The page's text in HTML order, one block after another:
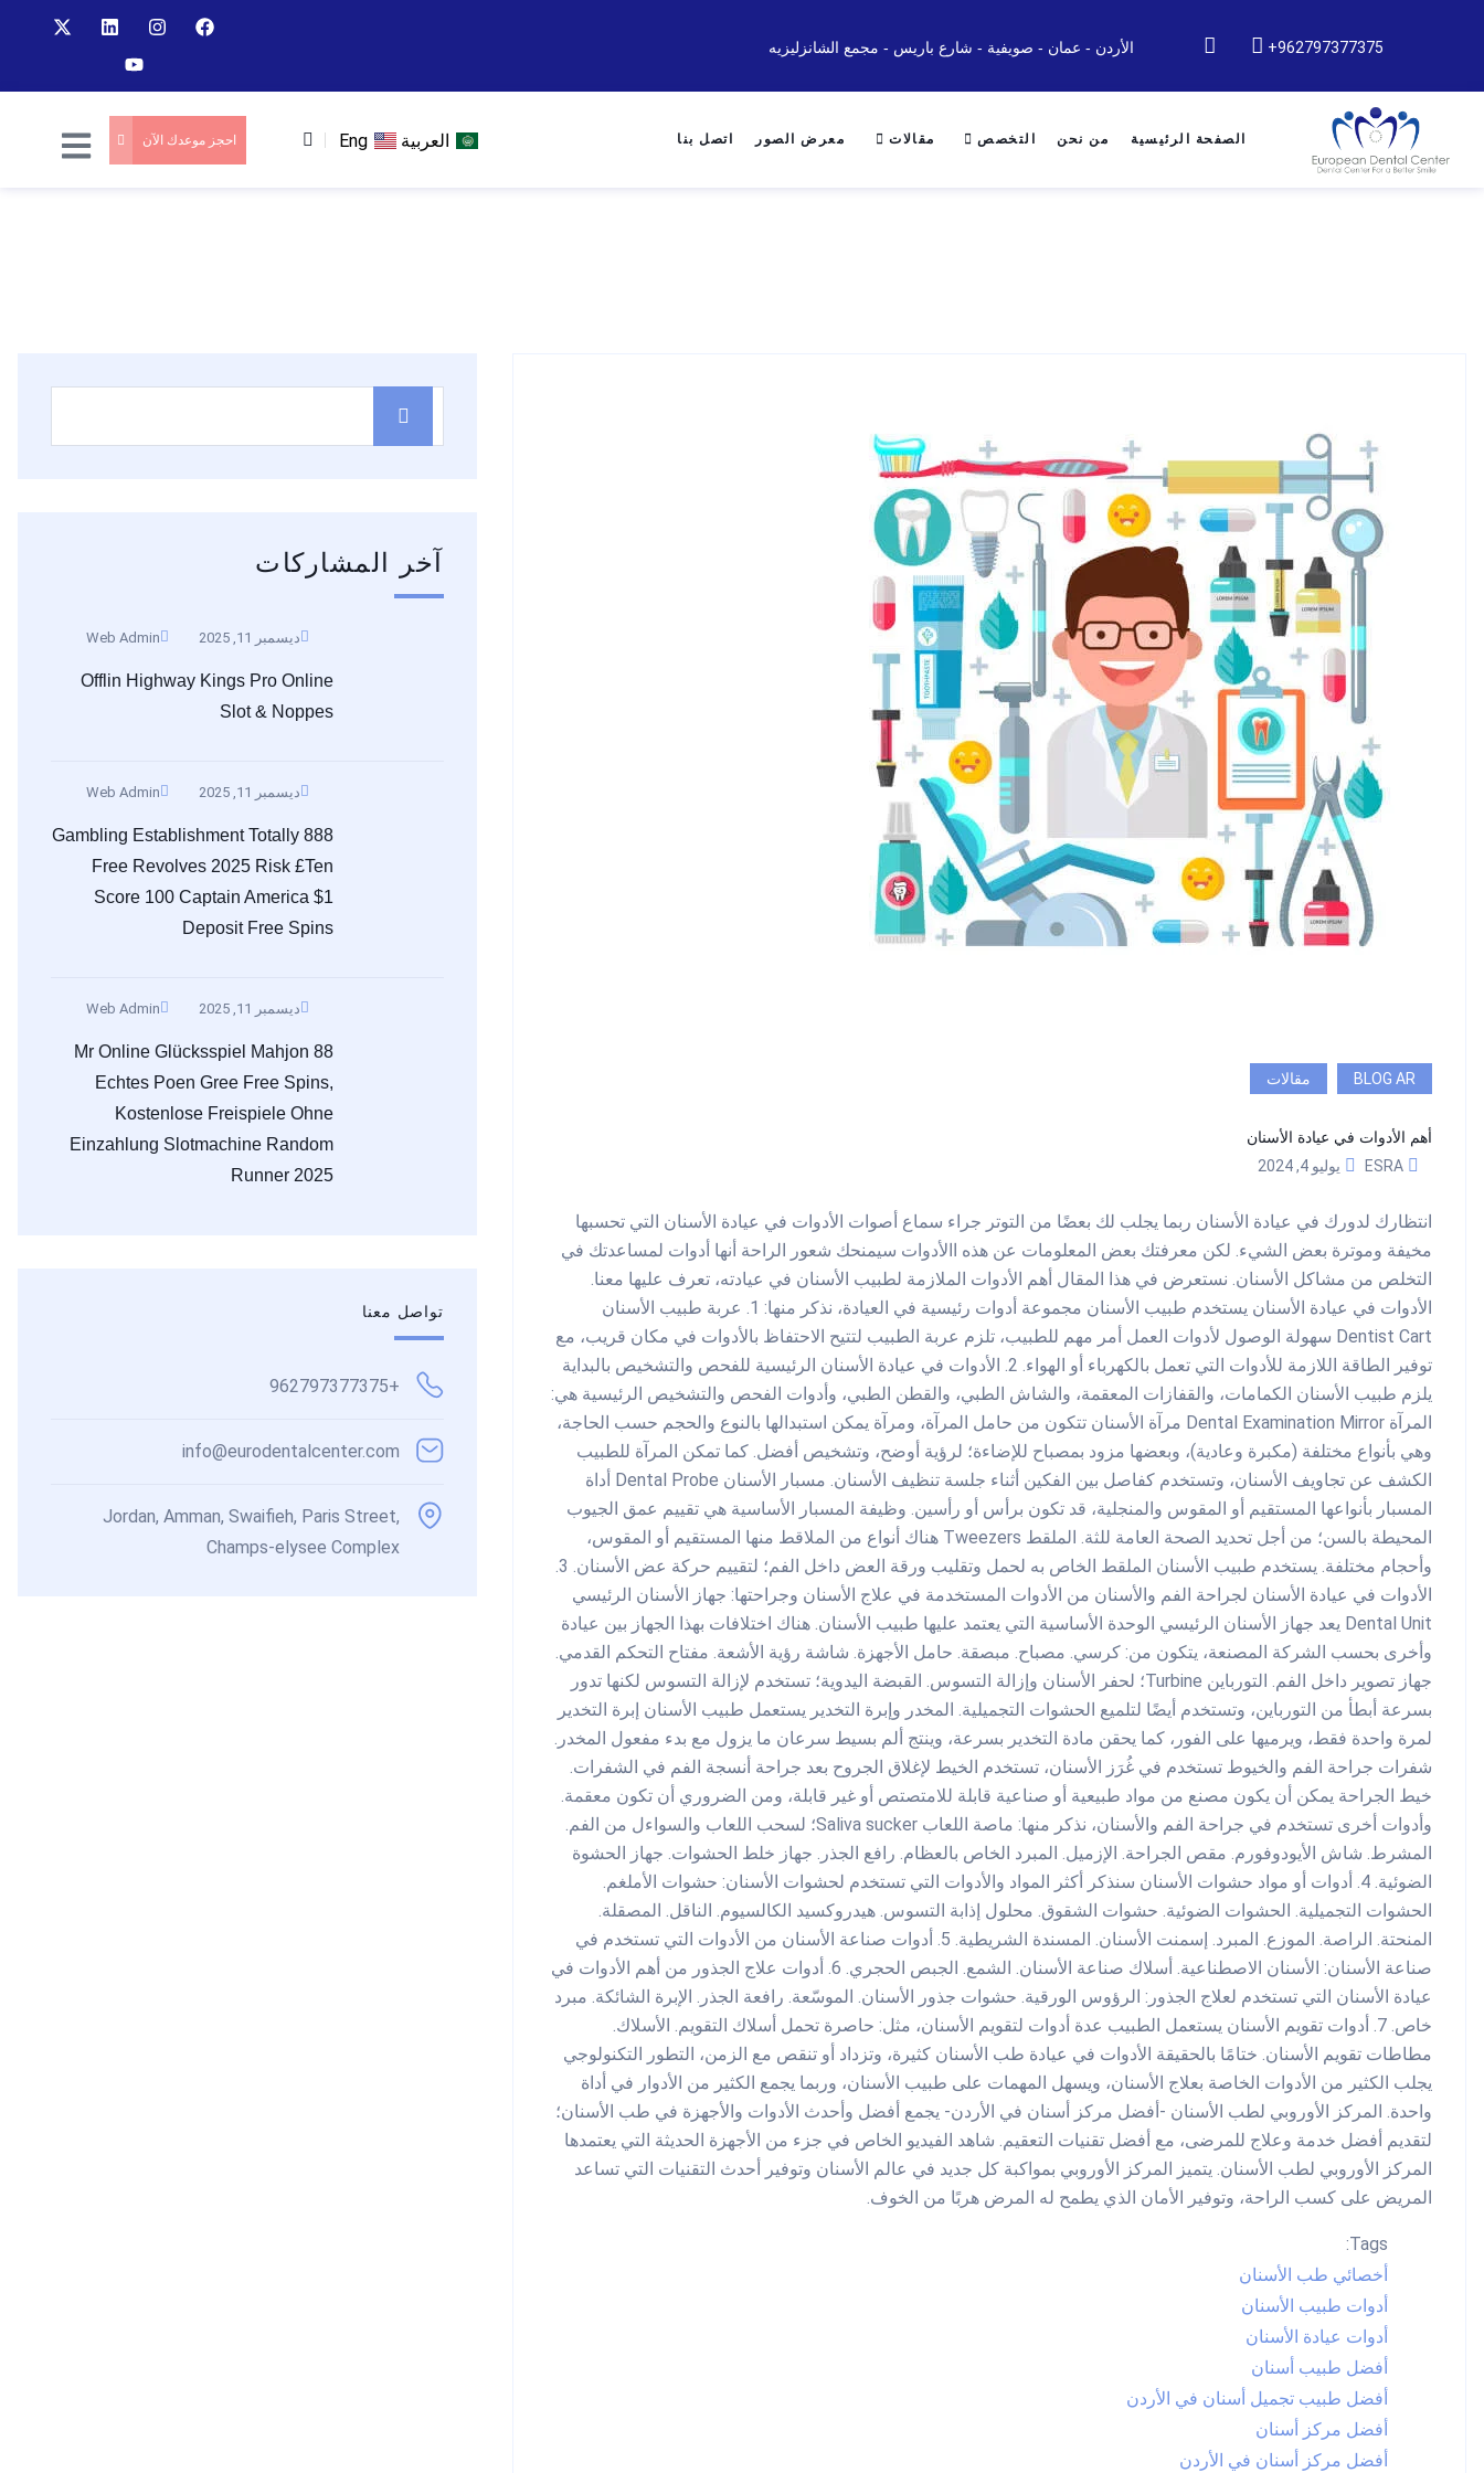
962797377375+ الأردن - عمان - صويفية - شارع باريس - مجمع الشانزليزيه
الصفحة الرئيسية من نحن التخصص مقالات معرض الصور اتصل بنا Eng العربية احجز موعدك الآن
BLOG AR مقالات
أهم الأدوات في عيادة الأسنان
ESRA
يوليو 4, 2024
انتظارك لدورك في عيادة الأسنان ربما يجلب لك بعضًا من التوتر جراء سماع أصوات الأدوات في عيادة الأسنان التي تحسبها
مخيفة وموترة بعض الشيء. لكن معرفتك بعض المعلومات عن هذه االأدوات سيمنحك شعور الراحة أنها أدوات لمساعدتك في
التخلص من مشاكل الأسنان. نستعرض في هذا المقال أهم الأدوات الملازمة لطبيب الأسنان في عيادته، تعرف عليها معنا.
الأدوات في عيادة الأسنان يستخدم طبيب الأسنان مجموعة أدوات رئيسية في العيادة، نذكر منها: 1. عربة طبيب الأسنان
Dentist Cart سهولة الوصول لأدوات العمل أمر مهم للطبيب، تلزم عربة الطبيب لتتيح الاحتفاظ بالأدوات في مكان قريب، مع
توفير الطاقة اللازمة للأدوات التي تعمل بالكهرباء أو الهواء. 2. الأدوات في عيادة الأسنان الرئيسية للفحص والتشخيص بالبداية
يلزم طبيب الأسنان الكمامات، والقفازات المعقمة، والشاش الطبي، والقطن الطبي، وأدوات الفحص والتشخيص الرئيسية هي:
المرآة Dental Examination Mirror مرآة الأسنان تتكون من حامل المرآة، ومرآة يمكن استبدالها بالنوع والحجم حسب الحاجة،
وهي بأنواع مختلفة (مكبرة وعادية)، وبعضها مزود بمصباح للإضاءة؛ لرؤية أوضح، وتشخيص أفضل. كما تمكن المرآة للطبيب
الكشف عن تجاويف الأسنان، وتستخدم كفاصل بين الفكين أثناء جلسة تنظيف الأسنان. مسبار الأسنان Dental Probe أداة
المسبار بأنواعها المستقيم أو المقوس والمنجلية، قد تكون برأس أو رأسين. وظيفة المسبار الأساسية هي تقييم عمق الجيوب
المحيطة بالسن؛ من أجل تحديد الصحة العامة للثة. الملقط Tweezers هناك أنواع من الملاقط منها المستقيم أو المقوس،
الأدوات في عيادة الأسنان لجراحة الفم والأسنان من الأدوات المستخدمة في علاج الأسنان وجراحتها: جهاز الأسنان الرئيسي
Dental Unit يعد جهاز الأسنان الرئيسي الوحدة الأساسية التي يعتمد عليها طبيب الأسنان. هناك اختلافات بهذا الجهاز بين عيادة
وأخرى بحسب الشركة المصنعة، يتكون من: كرسي. مصباح. مبصقة. حامل الأجهزة. شاشة رؤية الأشعة. مفتاح التحكم القدمي.
جهاز تصوير داخل الفم. التورباين Turbine؛ لحفر الأسنان وإزالة التسوس. القبضة اليدوية؛ تستخدم لإزالة التسوس لكنها تدور
بسرعة أبطأ من التورباين، وتستخدم أيضًا لتلميع الحشوات التجميلية. المخدر وإبرة التخدير يستعمل طبيب الأسنان إبرة التخدير
لمرة واحدة فقط، ويرميها على الفور، كما يحقن مادة التخدير بسرعة، وينتج ألم بسيط سرعان ما يزول مع بدء مفعول المخدر.
شفرات جراحة الفم والخيوط تستخدم في غُرَز الأسنان، تستخدم الخيط لإغلاق الجروح بعد جراحة أنسجة الفم في الشفرات.
خيط الجراحة يمكن أن يكون مصنع من مواد طبيعية أو صناعية قابلة للامتصتص أو غير قابلة، ومن الضروري أن تكون معقمة.
وأدوات أخرى تستخدم في جراحة الفم والأسنان، نذكر منها: ماصة اللعاب Saliva sucker؛ لسحب اللعاب والسواءل من الفم.
المشرط. شاش الأيودوفورم. مقص الجراحة. الإزميل. المبرد الخاص بالعظام. رافع الجذر. جهاز خلط الحشوات. جهاز الحشوة
الضوئية. 4. أدوات أو مواد حشوات الأسنان سنذكر أكثر المواد والأدوات التي تستخدم لحشوات الأسنان: حشوات الأملغم.
الحشوات التجميلية. الحشوات الضوئية. حشوات الشقوق. محلول إذابة التسوس. هيدروكسيد الكالسيوم. الناقل. المصقلة.
المنحتة. الراصة. الموزع. المبرد. إسمنت الأسنان. المسندة الشريطية. 5. أدوات صناعة الأسنان من الأدوات التي تستخدم في
صناعة الأسنان: الأسنان الاصطناعية. أسلاك صناعة الأسنان. الشمع. الجبص الحجري. 6. أدوات علاج الجذور من أهم الأدوات في
عيادة الأسنان التي تستخدم لعلاج الجذور: الرؤوس الورقية. حشوات جذور الأسنان. الموسّعة. رافعة الجذر. الإبرة الشائكة. مبرد
خاص. 7. أدوات تقويم الأسنان يستعمل الطبيب عدة أدوات لتقويم الأسنان، مثل: حاصرة تحمل أسلاك التقويم. الأسلاك.
مطاطات تقويم الأسنان. ختامًا بالحقيقة الأدوات في عيادة طب الأسنان كثيرة، وتزداد أو تنقص مع الزمن، التطور التكنولوجي
يجلب الكثير من الأدوات الخاصة بعلاج الأسنان، ويسهل المهمات على طبيب الأسنان، وربما يجمع الكثير من الأدوار في أداة
واحدة. المركز الأوروبي لطب الأسنان -أفضل مركز أسنان في الأردن- يجمع أفضل وأحدث الأدوات والأجهزة في طب الأسنان؛
لتقديم أفضل خدمة وعلاج للمرضى، مع أفضل تقنيات التعقيم. شاهد الفيديو الخاص في جزء من الأجهزة الحديثة التي يعتمدها
المركز الأوروبي لطب الأسنان. يتميز المركز الأوروبي بمواكبة كل جديد في عالم الأسنان وتوفير أحدث التقنيات التي تساعد
المريض على كسب الراحة، وتوفير الأمان الذي يطمح له المرض هربًا من الخوف.
Tags:
أخصائي طب الأسنان
أدوات طبيب الأسنان
أدوات عيادة الأسنان
أفضل طبيب أسنان
أفضل طبيب تجميل أسنان في الأردن
أفضل مركز أسنان
أفضل مركز أسنان في الأردن
آخر المشاركات
ديسمبر 11, 2025 Web Admin
Offlin Highway Kings Pro Online
Slot & Noppes
ديسمبر 11, 2025 Web Admin
888 Gambling Establishment Totally
Free Revolves 2025 Risk £ten
Score 100 Captain America $1
Deposit Free Spins
ديسمبر 11, 2025 Web Admin
Mr Online Glücksspiel Mahjon 88
Echtes Poen Gree Free Spins,
Kostenlose Freispiele Ohne
Einzahlung Slotmachine Random
Runner 2025
تواصل معنا
+962797377375
info@eurodentalcenter.com
Jordan, Amman, Swaifieh, Paris Street,
Champs-elysee Complex